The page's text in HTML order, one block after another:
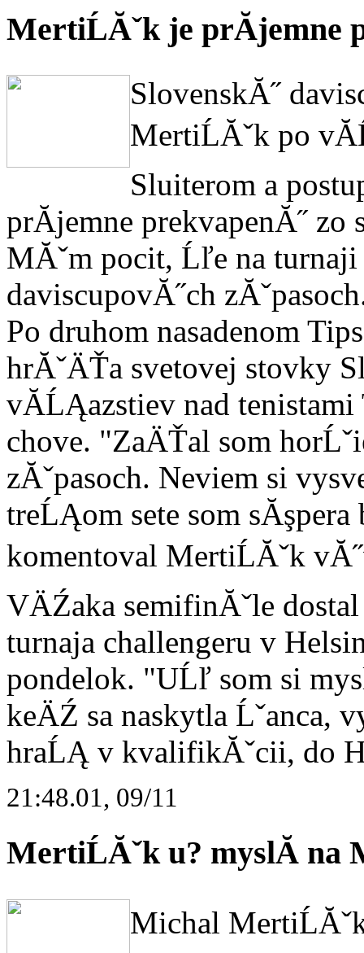
MertiĹĂˇk je prĂ­jemne
SlovenskĂ˝
MertiĹĂˇk po
Sluiterom a
prĂ­jemne prekvapenĂ˝
MĂˇm pocit, Ĺľe na turnaji
daviscupovĂ˝ch
Po druhom nasadenom
hrĂˇÄŤa svetovej stovky
vĂ­ĹĄazstiev nad
chove. "ZaÄŤal som
zĂˇpasoch. Neviem si
treĹĄom sete som
komentoval MertiĹĂˇk
VÄŹaka semifinĂˇle
turnaja challengeru v
pondelok. "UĹľ som si
keÄŹ sa naskytla Ĺˇanca,
hraĹĄ v kvalifikĂˇcii, do
21:48.01, 09/11
MertiĹĂˇk u? myslĂ­ na
Michal